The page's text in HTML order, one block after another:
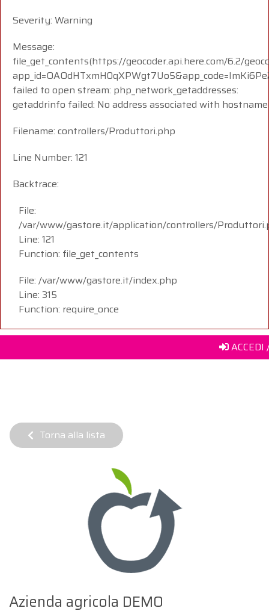
Severity: Warning
Message:
file_get_contents(https://geocoder.api.here.com/6.2/
failed to open stream: php_network_getaddresses:
getaddrinfo failed: No address associated with hostname
Filename: controllers/Produttori.php
Line Number: 121
Backtrace:
File:
/var/www/gastore.it/application/controllers/
Line: 121
Function: file_get_contents
File: /var/www/gastore.it/index.php
Line: 315
Function: require_once
ACCEDI
Torna alla lista
Azienda agricola DEMO